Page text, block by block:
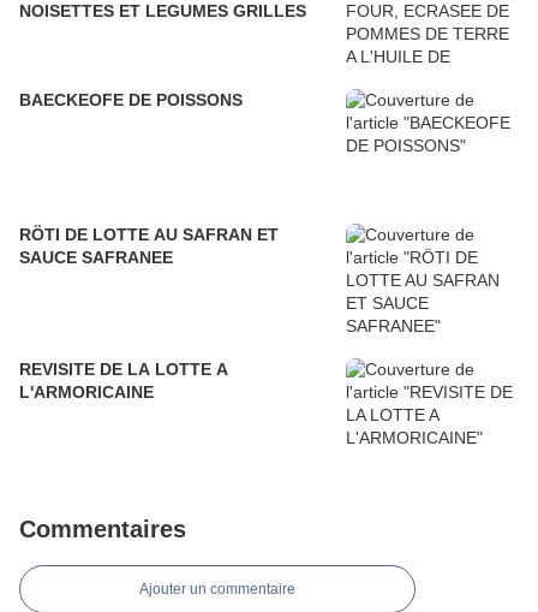
NOISETTES ET LEGUMES GRILLES
BAECKEOFE DE POISSONS
RÖTI DE LOTTE AU SAFRAN ET
SAUCE SAFRANEE
REVISITE DE LA LOTTE A
L'ARMORICAINE
Commentaires
Ajouter un commentaire